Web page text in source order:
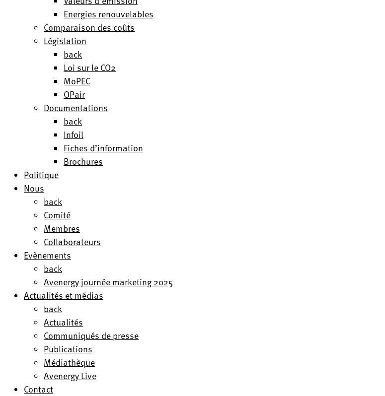
Energies renouvelables
Comparaison des coûts
Législation
back
Loi sur le CO2
MoPEC
OPair
Documentations
back
Infoil
Fiches d’information
Brochures
Politique
Nous
back
Comité
Membres
Collaborateurs
Evènements
back
Avenergy journée marketing 2025
Actualités et médias
back
Actualités
Communiqués de presse
Publications
Médiathèque
Avenergy Live
Contact